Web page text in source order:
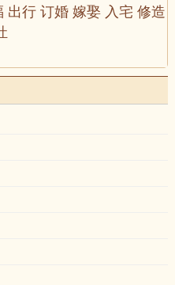
出行 订婚 嫁娶 入宅 修造